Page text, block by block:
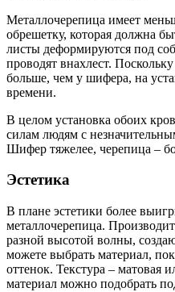
Металлочерепица имеет
обрешетку, которая должна
листы деформируются под
проводят внахлест.
больше, чем у шифера, на
времени.
В целом установка обоих
силам людям с
Шифер тяжелее, черепица –
Эстетика
В плане эстетики более
металлочерепица.
разной высотой волны,
можете выбрать материал,
оттенок. Текстура – матовая
материал можно подобрать